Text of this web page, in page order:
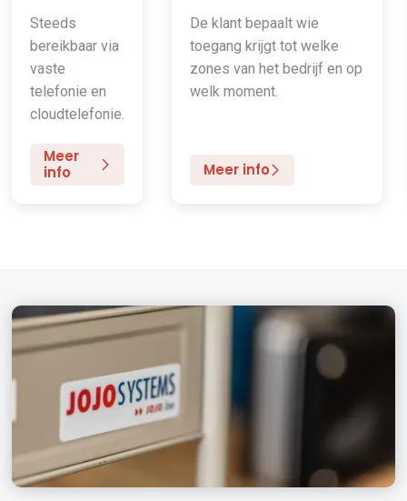
Steeds
bereikbaar via
vaste
telefonie en
cloudtelefonie.
Meer
info
De klant bepaalt wie
toegang krijgt tot welke
zones van het bedrijf en op
welk moment.
Meer info